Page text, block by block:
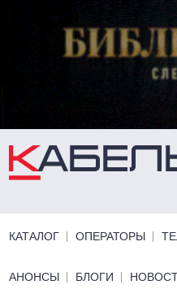
КАТАЛОГ ОПЕРАТОРЫ
Primary links bottom
АНОНСЫ БЛОГИ